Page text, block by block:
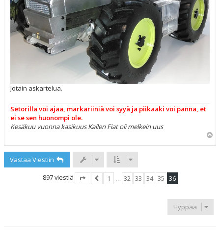
Jotain askartelua.
Setorilla voi ajaa, markariiniä voi syyä ja piikaaki voi panna, et
ei se sen huonompi ole.
Kesäkuu vuonna kasikuus Kallen Fiat oli melkein uus
Vastaa Viestiin
897 viestiä
1 … 32 33 34 35 36
Hyppää